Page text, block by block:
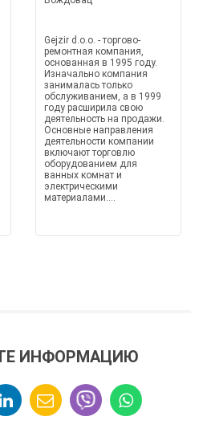
Gejzir d.o.o. - торгово-
ремонтная компания,
основанная в 1995 году.
Изначально компания
занималась только
обслуживанием, а в 1999
году расширила свою
деятельность на продажи.
Основные направления
деятельности компании
включают торговлю
оборудованием для
ванных комнат и
электрическими
материалами....
ИНФОРМАЦИЮ